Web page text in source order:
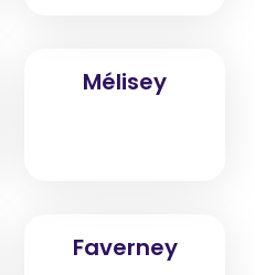
Mélisey
Faverney